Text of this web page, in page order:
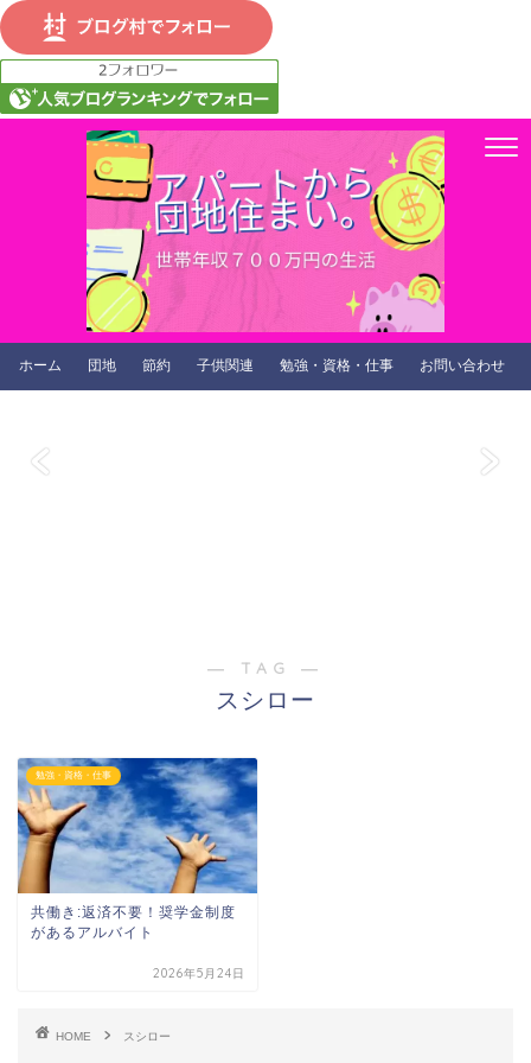
ホーム 団地 節約 子供関連 勉強・資格・仕事 お問い合わせ
― TAG ―
スシロー
勉強・資格・仕事
共働き:返済不要！奨学金制度
があるアルバイト
2026年5月24日
HOME スシロー